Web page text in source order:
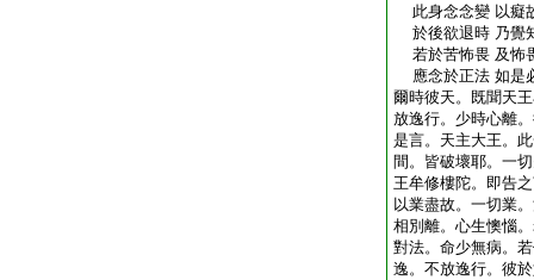
此身念念變 以癡
於後欲退時 乃覺
若於苦怖畏 及怖
應念於正法 如是
爾時彼天。既聞天
放逸行。少時心離
是言。天主大王。
間。皆破壞耶。一
王牟修樓陀。即告
以業盡故。一切業
相別離。心生懊惱
對法。命少無病。
逸。不放逸行。彼